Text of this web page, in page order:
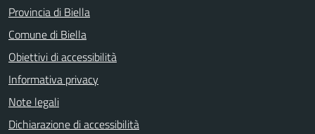
Provincia di Biella
Comune di Biella
Obiettivi di accessibilità
Informativa privacy
Note legali
Dichiarazione di accessibilità